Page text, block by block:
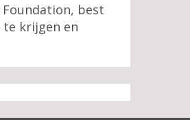
best
krijgen en